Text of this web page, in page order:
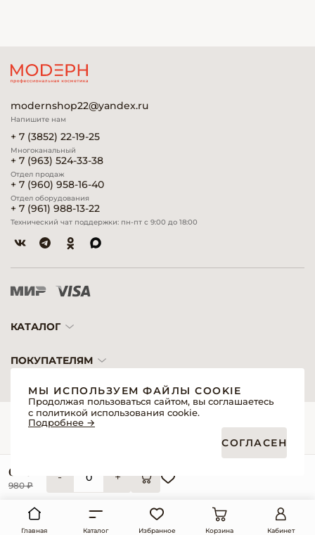
640 ₽
980 ₽
- +
modernshop22@yandex.ru
Напишите нам
+ 7 (3852) 22-19-25
Многоканальный
+ 7 (963) 524-33-38
Отдел продаж
+ 7 (960) 958-16-40
Отдел оборудования
+ 7 (961) 988-13-22
Технический чат поддержки: пн-пт с 9:00 до 18:00
КАТАЛОГ
ПОКУПАТЕЛЯМ
© 2026 «Модерн»— Косметика и оборудование для профессионалов
Публичная оферта интернет-магазина для профессиональных участников
Согласие на обработку персональных данных
Реквизиты
Создание сайтов
Главная Каталог Избранное Корзина Кабинет
МЫ ИСПОЛЬЗУЕМ ФАЙЛЫ COOKIE
Продолжая пользоваться сайтом, вы соглашаетесь
с политикой использования cookie.
Подробнее →
СОГЛАСЕН